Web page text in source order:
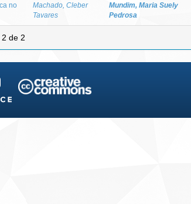
no
Machado, Cleber
Tavares
Mundim, Maria Suely
Pedrosa
de 2